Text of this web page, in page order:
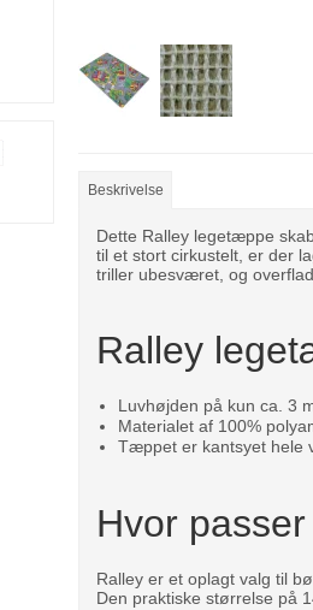
Beskrivelse
Dette Ralley legetæppe
til et stort cirkustelt, er der
triller ubesværet, og
Ralley
Luvhøjden på kun ca. 3
Materialet af 100%
Tæppet er kantsyet hele
Hvor
Ralley er et oplagt valg til
Den praktiske størrelse på